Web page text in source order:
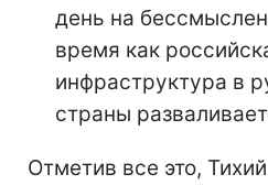
день на
время как
инфраструктура в
страны
Отметив все это,